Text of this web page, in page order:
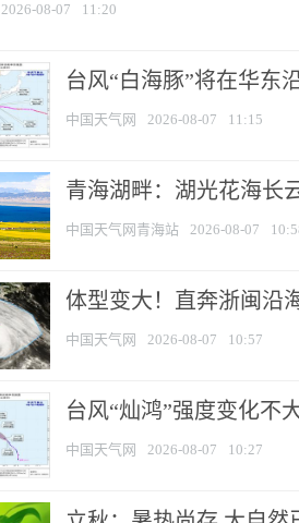
2026-08-07 11:20
台风“白海豚”将在华东
中国天气网 2026-08-07 11:15
青海湖畔：湖光花海长
中国天气网青海站 2026-08-07
体型变大！直奔浙闽沿
中国天气网 2026-08-07 10:57
台风“灿鸿”强度变化不
中国天气网 2026-08-07 10:27